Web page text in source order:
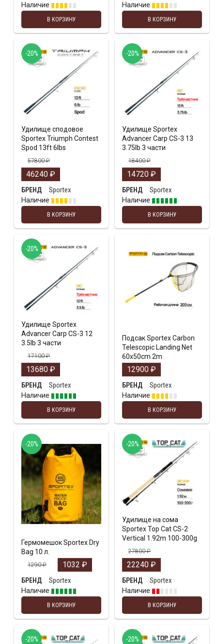
Наличие
В КОРЗИНУ
Наличие
В КОРЗИНУ
Удилище сподовое
Sportex Triumph Contest
Spod 13ft 6lbs
57800₽
46240 ₽
БРЕНД
Sportex
Наличие
В КОРЗИНУ
-20%
Удилище Sportex
Advancer Carp CS-3 13
3.75lb 3 части
18400₽
14720 ₽
БРЕНД
Sportex
Наличие
В КОРЗИНУ
-20%
Удилище Sportex
Advancer Carp CS-3 12
3.5lb 3 части
17100₽
13680 ₽
БРЕНД
Sportex
Наличие
В КОРЗИНУ
-20%
Подсак Sportex Сarbon
Telescopic Landing Net
60x50cm 2m
12900 ₽
БРЕНД
Sportex
Наличие
В КОРЗИНУ
Гермомешок Sportex Dry
Bag 10 л.
1290₽ 1032 ₽
БРЕНД
Sportex
Наличие
В КОРЗИНУ
-20%
Удилище на сома
Sportex Top Cat CS-2
Vertical 1.92m 100-300g
27800₽
22240 ₽
БРЕНД
Sportex
Наличие
В КОРЗИНУ
-20%
-20% -20%